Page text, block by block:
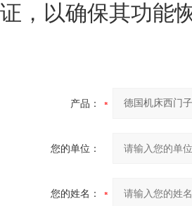
证，以确保其功能
产品：
您的单位：
您的姓名：